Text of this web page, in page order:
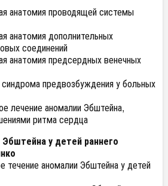
анатомия проводящей системы
анатомия дополнительных
соединений
анатомия предсердных венечных
предвозбуждения у больных
лечение аномалии Эбштейна,
ритма сердца
у детей раннего
течение аномалии Эбштейна у детей